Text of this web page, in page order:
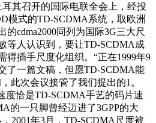
其召开的国际电联全会上，经投
模式的TD-SCDMA系统，取欧洲
cdma2000同列为国际3G三大尺
等人认识到，要让TD-SCDMA成
得插手尺度化组织。“正在1999年9
了一篇文稿，但愿TD-SCDMA能
此次会议接管了我们提出的1。
度恰是TD-SCDMA手艺的码片速
的一只脚曾经迈进了3GPP的大
2001年3月，TD-SCDMA尺度被